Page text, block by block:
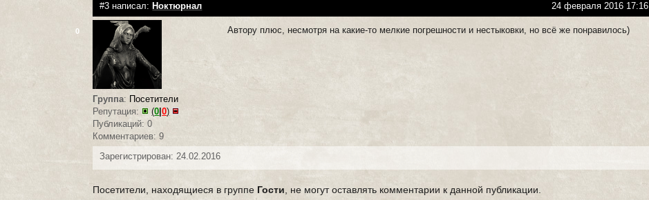
#3 написал: Ноктюрнал 24 февраля 2016 17:16
0
Группа: Посетители
Репутация:
(0 |0)
Публикаций: 0
Комментариев: 9
Автору плюс, несмотря на какие-то мелкие погрешности и нестыковки, но всё же понравилось)
Зарегистрирован: 24.02.2016
Посетители, находящиеся в группе Гости , не могут оставлять комментарии к данной публикации.